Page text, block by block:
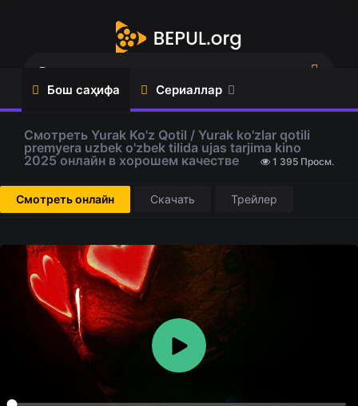
Бош саҳифа Сериаллар
Сериаллар
тилида)
Ўзбек
сериаллари
Турк
сериаллари
Фильмлар
Ўзбек
ТАРЖИМА
ФИЛМЛАР
Ужас
фильмлар
Мультфильмлар
Смотреть Yurak Ko'z Qotil / Yurak ko'zlar qotili
premyera uzbek o'zbek tilida ujas tarjima kino
2025 онлайн в хорошем качестве
1 395 Просм.
Смотреть онлайн Скачать Трейлер